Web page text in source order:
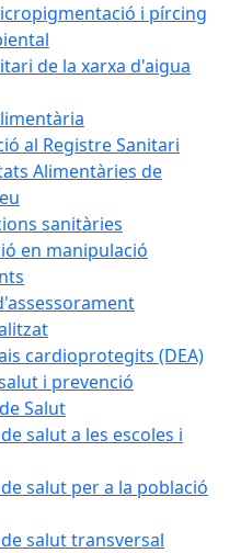
i pírcing
de la xarxa d'aigua
al Registre Sanitari
Alimentàries de
sanitàries
en manipulació
cardioprotegits (DEA)
i prevenció
Salut
salut a les escoles i
salut per a la població
salut transversal